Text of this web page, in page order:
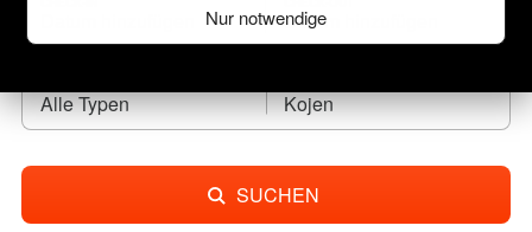
Alle Typen Kojen
SUCHEN
Nur notwendige